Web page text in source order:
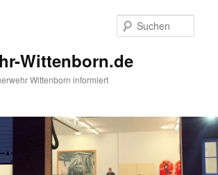
Wittenborn.de
Wittenborn informiert